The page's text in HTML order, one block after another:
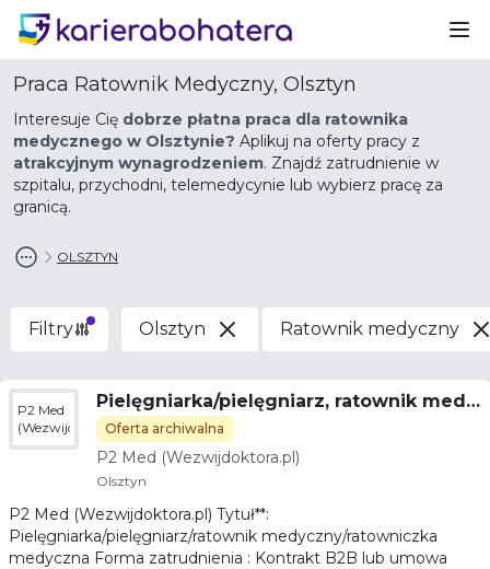
Praca Ratownik Medyczny, Olsztyn
Interesuje Cię dobrze płatna praca dla ratownika
medycznego w Olsztynie? Aplikuj na oferty pracy z
atrakcyjnym wynagrodzeniem. Znajdź zatrudnienie w
szpitalu, przychodni, telemedycynie lub wybierz pracę za
granicą.
OLSZTYN
Filtry Olsztyn Ratownik medyczny
P2 Med
(Wezwijdoktora.pl)
Pielęgniarka/pielęgniarz, ratownik medy
czny
Oferta archiwalna
P2 Med (Wezwijdoktora.pl)
Olsztyn
P2 Med (Wezwijdoktora.pl) Tytuł**:
Pielęgniarka/pielęgniarz/ratownik medyczny/ratowniczka
medyczna Forma zatrudnienia : Kontrakt B2B lub umowa